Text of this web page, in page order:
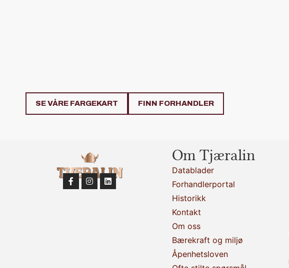
SE VÅRE FARGEKART FINN FORHANDLER
Om Tjæralin
Datablader
Forhandlerportal
Historikk
Kontakt
Om oss
Bærekraft og miljø
Åpenhetsloven